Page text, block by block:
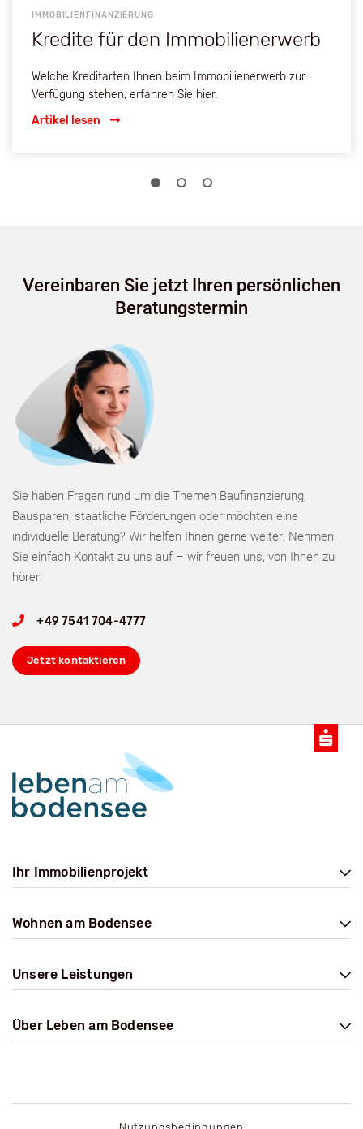
IMMOBILIENFINANZIERUNG
Kredite für den Immobilienerwerb
Welche Kreditarten Ihnen beim Immobilienerwerb zur
Verfügung stehen, erfahren Sie hier.
Artikel lesen
Vereinbaren Sie jetzt Ihren persönlichen
Beratungstermin
Sie haben Fragen rund um die Themen Baufinanzierung,
Bausparen, staatliche Förderungen oder möchten eine
individuelle Beratung? Wir helfen Ihnen gerne weiter. Nehmen
Sie einfach Kontakt zu uns auf – wir freuen uns, von Ihnen zu
hören
+49 7541 704-4777
Jetzt kontaktieren
Ihr Immobilienprojekt
Wohnen am Bodensee
Unsere Leistungen
Über Leben am Bodensee